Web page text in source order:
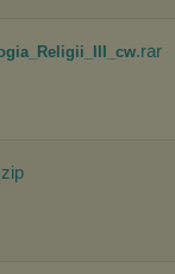
.rar